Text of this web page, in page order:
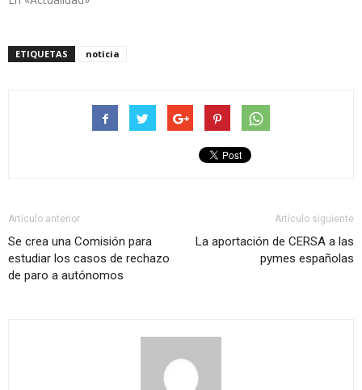
ETIQUETAS noticia
Artículo anterior
Se crea una Comisión para
estudiar los casos de rechazo
de paro a autónomos
Artículo siguiente
La aportación de CERSA a las
pymes españolas